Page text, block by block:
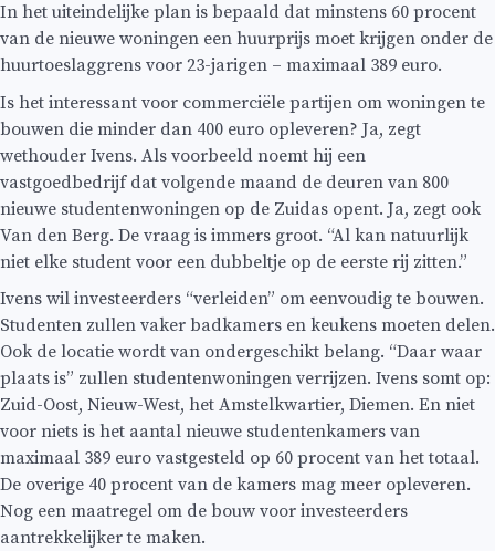
In het uiteindelijke plan is bepaald dat minstens 60 procent
van de nieuwe woningen een huurprijs moet krijgen onder de
huurtoeslaggrens voor 23-jarigen – maximaal 389 euro.
Is het interessant voor commerciële partijen om woningen te
bouwen die minder dan 400 euro opleveren? Ja, zegt
wethouder Ivens. Als voorbeeld noemt hij een
vastgoedbedrijf dat volgende maand de deuren van 800
nieuwe studentenwoningen op de Zuidas opent. Ja, zegt ook
Van den Berg. De vraag is immers groot. “Al kan natuurlijk
niet elke student voor een dubbeltje op de eerste rij zitten.”
Ivens wil investeerders “verleiden” om eenvoudig te bouwen.
Studenten zullen vaker badkamers en keukens moeten delen.
Ook de locatie wordt van ondergeschikt belang. “Daar waar
plaats is” zullen studentenwoningen verrijzen. Ivens somt op:
Zuid-Oost, Nieuw-West, het Amstelkwartier, Diemen. En niet
voor niets is het aantal nieuwe studentenkamers van
maximaal 389 euro vastgesteld op 60 procent van het totaal.
De overige 40 procent van de kamers mag meer opleveren.
Nog een maatregel om de bouw voor investeerders
aantrekkelijker te maken.